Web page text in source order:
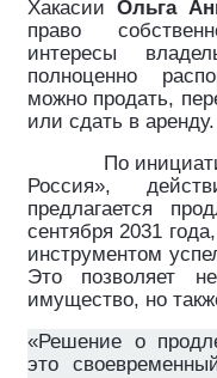
Хакасии Ольга
право
интересы
полноценно
можно продать,
или сдать в аренду.
По
Россия»,
предлагается
сентября 2031
инструментом
Это позволяет
имущество, но
«Решение о
это